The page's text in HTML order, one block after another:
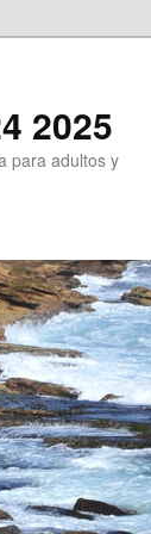
2025
para adultos y